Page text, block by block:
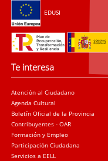
EDUSI
Te interesa
Atención al Ciudadano
Agenda Cultural
Boletín Oficial de la Provincia
Contribuyentes - OAR
Formación y Empleo
Participación Ciudadana
Servicios a EELL